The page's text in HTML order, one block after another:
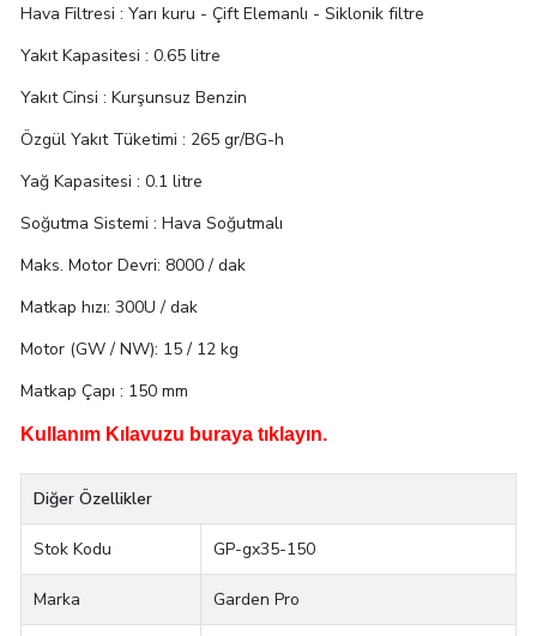
Hava Filtresi : Yarı kuru - Çift Elemanlı - Siklonik filtre
Yakıt Kapasitesi : 0.65 litre
Yakıt Cinsi : Kurşunsuz Benzin
Özgül Yakıt Tüketimi : 265 gr/BG-h
Yağ Kapasitesi : 0.1 litre
Soğutma Sistemi : Hava Soğutmalı
Maks. Motor Devri: 8000 / dak
Matkap hızı: 300U / dak
Motor (GW / NW): 15 / 12 kg
Matkap Çapı : 150 mm
Kullanım Kılavuzu buraya tıklayın.
Diğer Özellikler
Stok Kodu GP-gx35-150
Marka Garden Pro